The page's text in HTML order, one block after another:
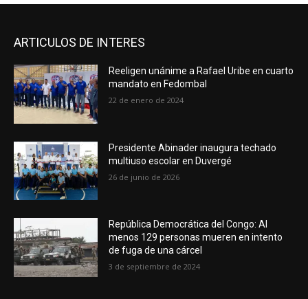
ARTICULOS DE INTERES
Reeligen unánime a Rafael Uribe en cuarto
mandato en Fedombal
22 de enero de 2024
Presidente Abinader inaugura techado
multiuso escolar en Duvergé
26 de junio de 2026
República Democrática del Congo: Al
menos 129 personas mueren en intento
de fuga de una cárcel
3 de septiembre de 2024